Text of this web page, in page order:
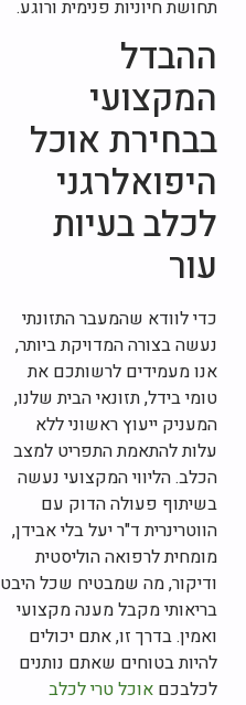
תחושת חיוניות פנימית ורוגע.
ההבדל
המקצועי
בבחירת אוכל
היפואלרגני
לכלב בעיות
עור
כדי לוודא שהמעבר התזונתי
נעשה בצורה המדויקת ביותר,
אנו מעמידים לרשותכם את
טומי בידל, תזונאי הבית שלנו,
המעניק ייעוץ ראשוני ללא
עלות להתאמת התפריט למצב
הכלב. הליווי המקצועי נעשה
בשיתוף פעולה הדוק עם
הווטרינרית ד"ר יעל בלי אבידן,
מומחית לרפואה הוליסטית
ודיקור, מה שמבטיח שכל היבט
בריאותי מקבל מענה מקצועי
ואמין. בדרך זו, אתם יכולים
להיות בטוחים שאתם נותנים
לכלבכם אוכל טרי לכלב